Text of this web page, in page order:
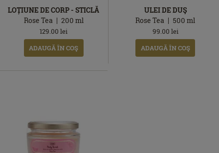
LOȚIUNE DE CORP - STICLĂ
Rose Tea
200 ml
129.00 lei
ADAUGĂ ÎN COŞ
ULEI DE DUŞ
Rose Tea
500ml
99.00 lei
ADAUGĂ ÎN COŞ